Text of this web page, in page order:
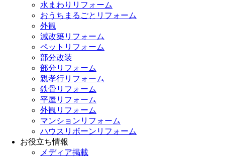
水まわりリフォーム
おうちまるごとリフォーム
外観
減改築リフォーム
ペットリフォーム
部分改装
部分リフォーム
親孝行リフォーム
鉄骨リフォーム
平屋リフォーム
外観リフォーム
マンションリフォーム
ハウスリボーンリフォーム
お役立ち情報
メディア掲載